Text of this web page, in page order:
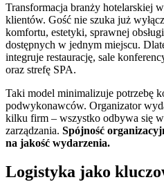
Transformacja branży hotelarskiej
klientów. Gość nie szuka już
komfortu, estetyki, sprawnej
dostępnych w jednym miejscu.
integruje restaurację, sale
oraz strefę SPA.
Taki model minimalizuje potrzebę
podwykonawców. Organizator
kilku firm – wszystko odbywa się
zarządzania. Spójność
na jakość wydarzenia.
Logistyka jako